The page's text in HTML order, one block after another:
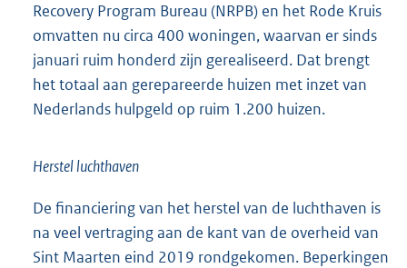
Recovery Program Bureau (NRPB) en het Rode Kruis
omvatten nu circa 400 woningen, waarvan er sinds
januari ruim honderd zijn gerealiseerd. Dat brengt
het totaal aan gerepareerde huizen met inzet van
Nederlands hulpgeld op ruim 1.200 huizen.
Herstel luchthaven
De financiering van het herstel van de luchthaven is
na veel vertraging aan de kant van de overheid van
Sint Maarten eind 2019 rondgekomen. Beperkingen